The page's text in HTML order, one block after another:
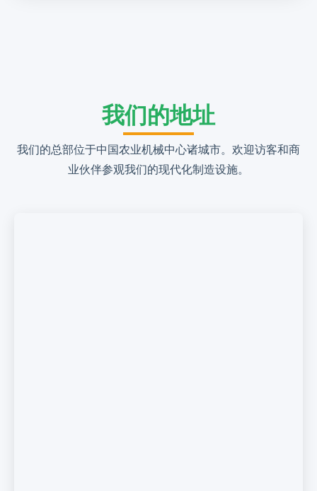
我们的地址
我们的总部位于中国农业机械中心诸城市。欢迎访客和商
业伙伴参观我们的现代化制造设施。